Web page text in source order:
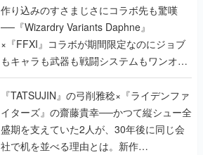
作り込みのすさまじさにコラボ先も驚嘆
──『Wizardry Variants Daphne』
×『FFXI』コラボが期間限定なのにジョブ
もキャラも武器も戦闘システムもワンオフ
で作り込まれた理由を両ディレクターに聞
く
『TATSUJIN』の弓削雅稔×『ライデンファ
イターズ』の齋藤貴幸──かつて縦シュー全
盛期を支えていた2人が、30年後に同じ会
社で机を並べる理由とは。新作